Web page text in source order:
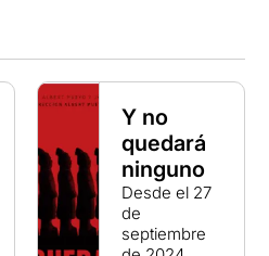
Y no
quedará
ninguno
Desde el 27
de
septiembre